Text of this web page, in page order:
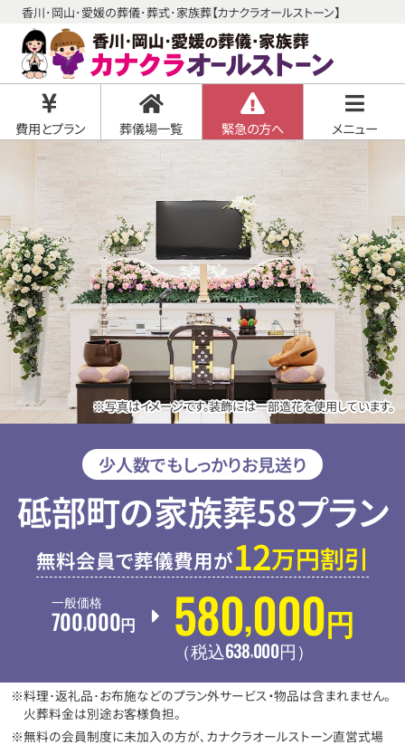
香川･岡山･愛媛の葬儀･葬式･家族葬【カナクラオールストーン】
費用とプラン 葬儀場一覧 緊急の方へ メニュー
※写真はイメージです。装飾には一部造花を使用しています。
少人数でもしっかりお見送り
砥部町の家族葬58プラン
無料会員で葬儀費用が12万円割引
一般価格
700,000円 580,000 円
（税込638,000円 ）
※料理･返礼品･お布施などのプラン外サービス・物品は含まれません。
火葬料金は別途お客様負担。
※無料の会員制度に未加入の方が､カナクラオールストーン直営式場